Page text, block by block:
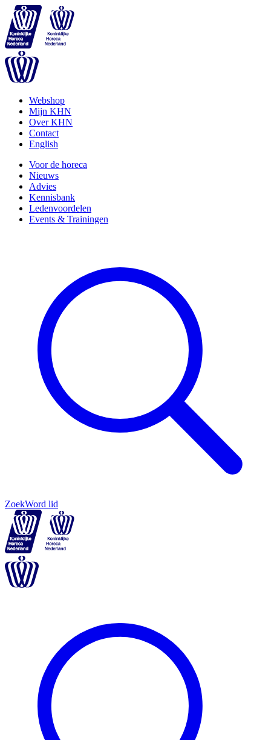
Webshop
Mijn KHN
Over KHN
Contact
English
Voor de horeca
Nieuws
Advies
Kennisbank
Ledenvoordelen
Events & Trainingen
ZoekWord lid